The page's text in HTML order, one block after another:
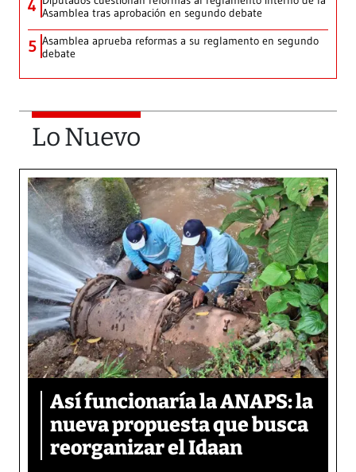
4 Asamblea tras aprobación en segundo debate
5 Asamblea aprueba reformas a su reglamento en segundo
debate
Lo Nuevo
Así funcionaría la ANAPS: la
nueva propuesta que busca
reorganizar el Idaan